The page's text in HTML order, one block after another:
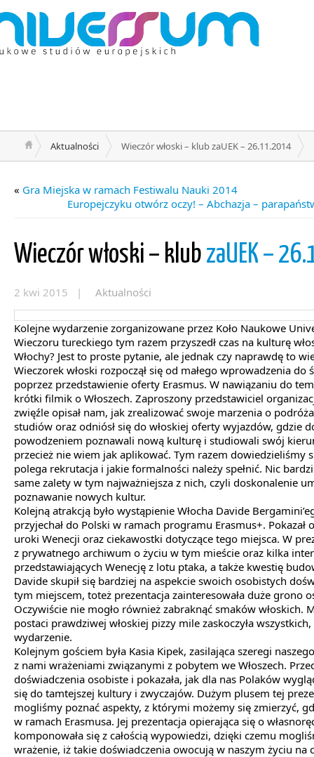
Aktualności Wieczór włoski – klub zaUEK – 26.11.2014
« Gra Miejska w ramach Festiwalu Nauki 2014
Europejczyku otwórz oczy! – Abchazja –
Wieczór włoski – klub zaUEK –
2 kwi 2015 | Aktualności
Kolejne wydarzenie zorganizowane przez Koło Naukowe
Wieczoru tureckiego tym razem przyszedł czas na kulturę
Włochy? Jest to proste pytanie, ale jednak czy naprawdę to
Wieczorek włoski rozpoczął się od małego wprowadzenia
poprzez przedstawienie oferty Erasmus. W nawiązaniu do
krótki filmik o Włoszech. Zaproszony przedstawiciel
zwięźle opisał nam, jak zrealizować swoje marzenia o
studiów oraz odniósł się do włoskiej oferty wyjazdów, gdzie
powodzeniem poznawali nową kulturę i studiowali swój
przecież nie wiem jak aplikować. Tym razem dowiedzieliśmy
polega rekrutacja i jakie formalności należy spełnić. Nic
same zalety w tym najważniejsza z nich, czyli doskonalenie
poznawanie nowych kultur.
Kolejną atrakcją było wystąpienie Włocha Davide
przyjechał do Polski w ramach programu Erasmus+.
uroki Wenecji oraz ciekawostki dotyczące tego miejsca. W
z prywatnego archiwum o życiu w tym mieście oraz kilka
przedstawiających Wenecję z lotu ptaka, a także kwestię
Davide skupił się bardziej na aspekcie swoich osobistych
tym miejscem, toteż prezentacja zainteresowała duże grono
Oczywiście nie mogło również zabraknąć smaków włoskich.
postaci prawdziwej włoskiej pizzy mile zaskoczyła
wydarzenie.
Kolejnym gościem była Kasia Kipek, zasilająca szeregi
z nami wrażeniami związanymi z pobytem we Włoszech.
doświadczenia osobiste i pokazała, jak dla nas Polaków
się do tamtejszej kultury i zwyczajów. Dużym plusem tej
mogliśmy poznać aspekty, z którymi możemy się zmierzyć,
w ramach Erasmusa. Jej prezentacja opierająca się o
komponowała się z całością wypowiedzi, dzięki czemu
wrażenie, iż takie doświadczenia owocują w naszym życiu na